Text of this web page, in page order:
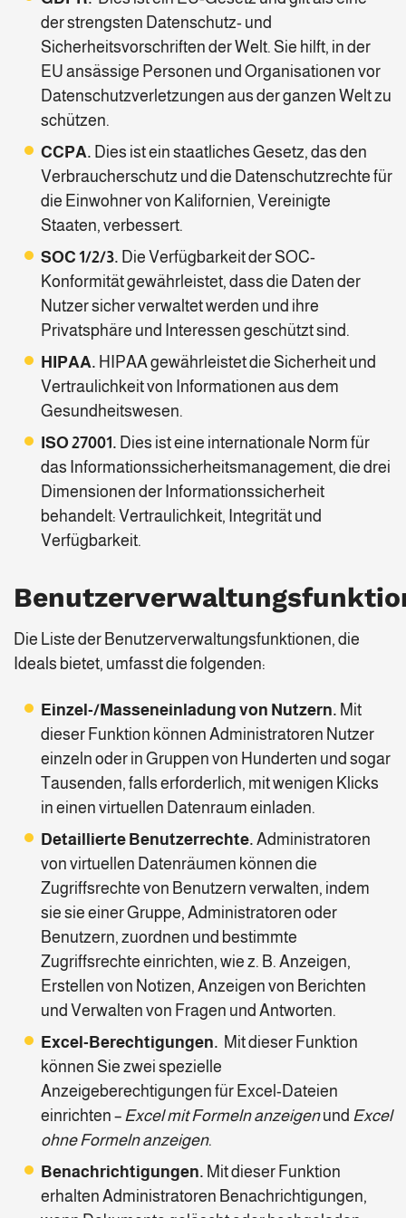
der strengsten Datenschutz- und
Sicherheitsvorschriften der Welt. Sie hilft, in der
EU ansässige Personen und Organisationen vor
Datenschutzverletzungen aus der ganzen Welt zu
schützen.
CCPA. Dies ist ein staatliches Gesetz, das den
Verbraucherschutz und die Datenschutzrechte für
die Einwohner von Kalifornien, Vereinigte
Staaten, verbessert.
SOC 1/2/3. Die Verfügbarkeit der SOC-
Konformität gewährleistet, dass die Daten der
Nutzer sicher verwaltet werden und ihre
Privatsphäre und Interessen geschützt sind.
HIPAA. HIPAA gewährleistet die Sicherheit und
Vertraulichkeit von Informationen aus dem
Gesundheitswesen.
ISO 27001. Dies ist eine internationale Norm für
das Informationssicherheitsmanagement, die drei
Dimensionen der Informationssicherheit
behandelt: Vertraulichkeit, Integrität und
Verfügbarkeit.
Die Liste der Benutzerverwaltungsfunktionen, die
Ideals bietet, umfasst die folgenden:
Einzel-/Masseneinladung von Nutzern. Mit
dieser Funktion können Administratoren Nutzer
einzeln oder in Gruppen von Hunderten und sogar
Tausenden, falls erforderlich, mit wenigen Klicks
in einen virtuellen Datenraum einladen.
Detaillierte Benutzerrechte. Administratoren
von virtuellen Datenräumen können die
Zugriffsrechte von Benutzern verwalten, indem
sie sie einer Gruppe, Administratoren oder
Benutzern, zuordnen und bestimmte
Zugriffsrechte einrichten, wie z. B. Anzeigen,
Erstellen von Notizen, Anzeigen von Berichten
und Verwalten von Fragen und Antworten.
Excel-Berechtigungen. Mit dieser Funktion
können Sie zwei spezielle
Anzeigeberechtigungen für Excel-Dateien
einrichten – Excel mit Formeln anzeigenund Excel
ohne Formeln anzeigen.
Benachrichtigungen. Mit dieser Funktion
erhalten Administratoren Benachrichtigungen,